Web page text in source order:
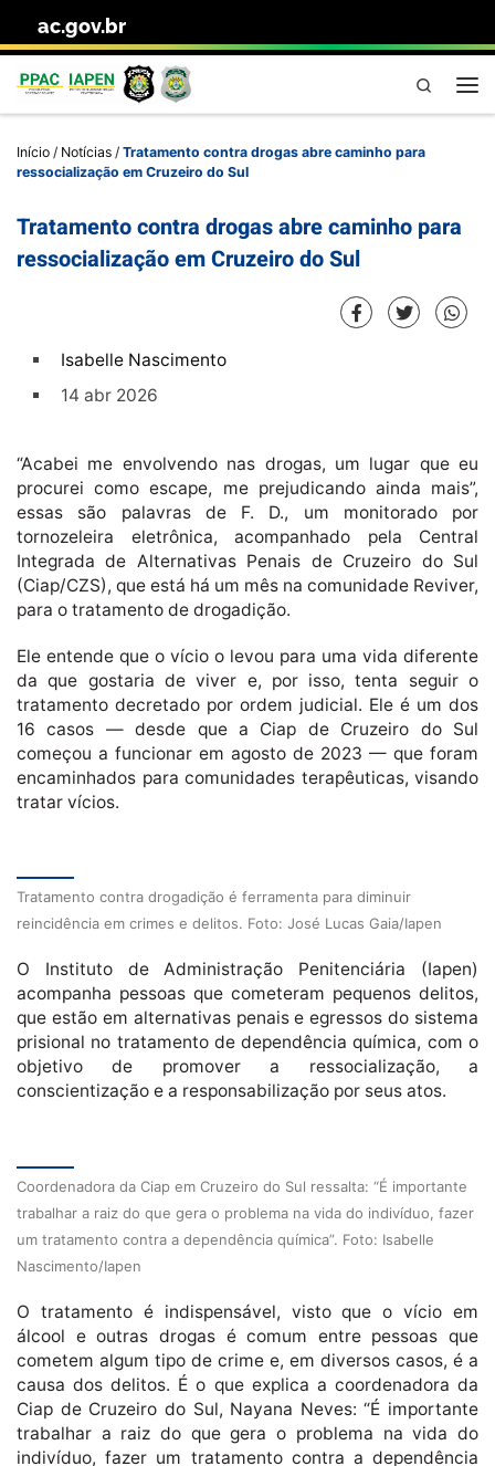
Skip to content
ac.gov.br
Pesquisa
Início / Notícias / Tratamento contra drogas abre caminho para
ressocialização em Cruzeiro do Sul
Tratamento contra drogas abre caminho para
ressocialização em Cruzeiro do Sul
Isabelle Nascimento
14 abr 2026
“Acabei me envolvendo nas drogas, um lugar que eu
procurei como escape, me prejudicando ainda mais”,
essas são palavras de F. D., um monitorado por
tornozeleira eletrônica, acompanhado pela Central
Integrada de Alternativas Penais de Cruzeiro do Sul
(Ciap/CZS), que está há um mês na comunidade Reviver,
para o tratamento de drogadição.
Ele entende que o vício o levou para uma vida diferente
da que gostaria de viver e, por isso, tenta seguir o
tratamento decretado por ordem judicial. Ele é um dos
16 casos — desde que a Ciap de Cruzeiro do Sul
começou a funcionar em agosto de 2023 — que foram
encaminhados para comunidades terapêuticas, visando
tratar vícios.
Tratamento contra drogadição é ferramenta para diminuir
reincidência em crimes e delitos. Foto: José Lucas Gaia/Iapen
O Instituto de Administração Penitenciária (Iapen)
acompanha pessoas que cometeram pequenos delitos,
que estão em alternativas penais e egressos do sistema
prisional no tratamento de dependência química, com o
objetivo de promover a ressocialização, a
conscientização e a responsabilização por seus atos.
Coordenadora da Ciap em Cruzeiro do Sul ressalta: “É importante
trabalhar a raiz do que gera o problema na vida do indivíduo, fazer
um tratamento contra a dependência química”. Foto: Isabelle
Nascimento/Iapen
O tratamento é indispensável, visto que o vício em
álcool e outras drogas é comum entre pessoas que
cometem algum tipo de crime e, em diversos casos, é a
causa dos delitos. É o que explica a coordenadora da
Ciap de Cruzeiro do Sul, Nayana Neves: “É importante
trabalhar a raiz do que gera o problema na vida do
indivíduo, fazer um tratamento contra a dependência